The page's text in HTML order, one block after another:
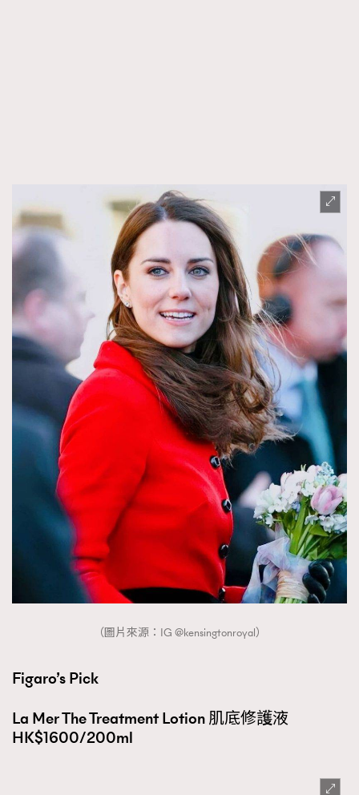
（圖片來源：IG @kensingtonroyal）
Figaro’s Pick
La Mer The Treatment Lotion 肌底修護液
HK$1600/200ml